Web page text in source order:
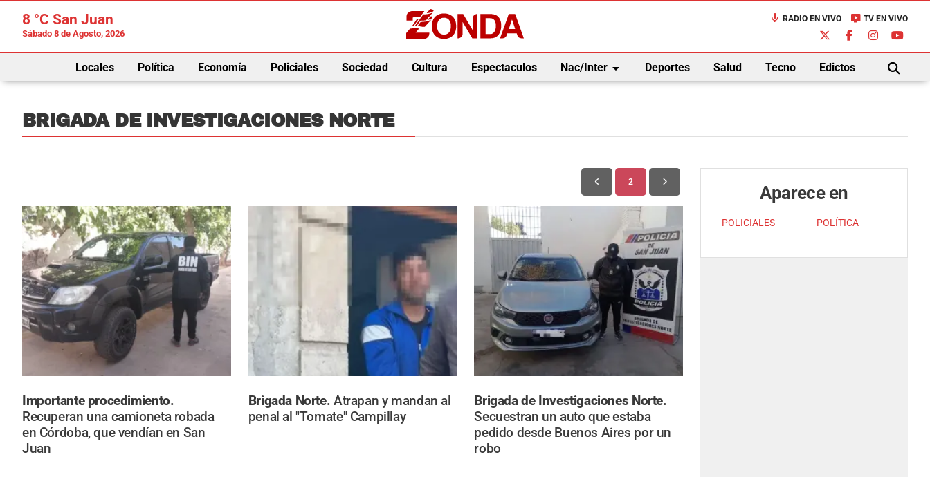
8 °C San Juan
Sábado 8 de Agosto, 2026
mic RADIO EN VIVO live_tv TV EN VIVO
Locales Política Economía Policiales Sociedad Cultura Espectaculos Nac/Interarrow_drop_down Deportes Salud Tecno Edictos
BUSCAR
BRIGADA DE INVESTIGACIONES NORTE
2
Importante procedimiento.
Recuperan una camioneta robada
en Córdoba, que vendían en San
Juan
Brigada Norte. Atrapan y mandan al
penal al "Tomate" Campillay
Brigada de Investigaciones Norte.
Secuestran un auto que estaba
pedido desde Buenos Aires por un
robo
Aparece en
POLICIALES POLÍTICA